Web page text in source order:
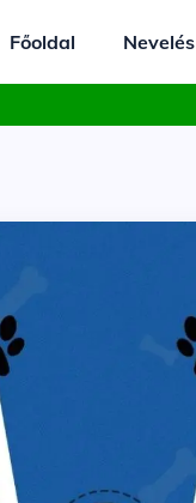
Főoldal Nevelés